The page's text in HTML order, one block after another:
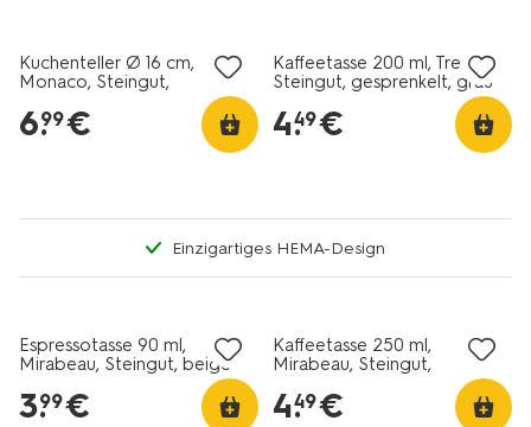
Kuchenteller Ø 16 cm,
Monaco, Steingut,
6.
99€
Kaffeetasse 200 ml, Trend,
Steingut, gesprenkelt, grau
4.
49€
Einzigartiges HEMA-Design
Espressotasse 90 ml,
Mirabeau, Steingut, beige
3.
99€
Kaffeetasse 250 ml,
Mirabeau, Steingut,
4.
49€